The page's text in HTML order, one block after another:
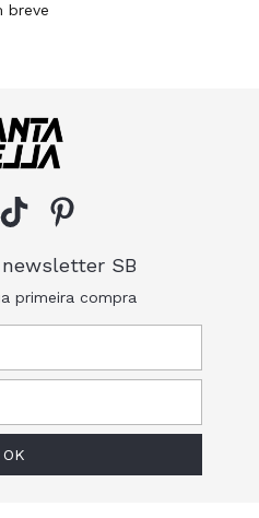
breve
SB
primeira compra